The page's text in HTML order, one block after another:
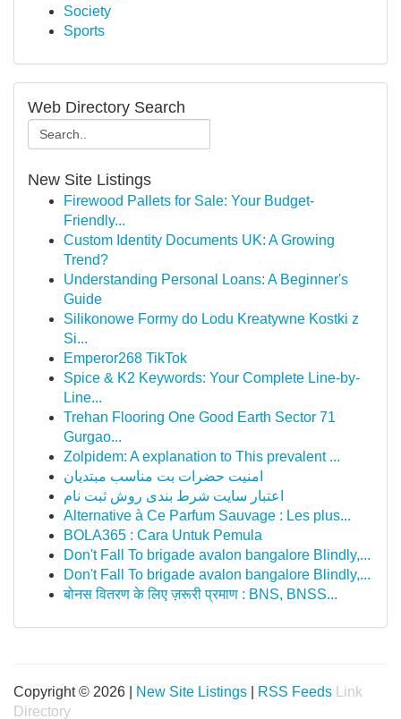
Society
Sports
Web Directory Search
New Site Listings
Firewood Pallets for Sale: Your Budget-
Friendly...
Custom Identity Documents UK: A Growing
Trend?
Understanding Personal Loans: A Beginner's
Guide
Silikonowe Formy do Lodu Kreatywne Kostki z
Si...
Emperor268 TikTok
Spice & K2 Keywords: Your Complete Line-by-
Line...
Trehan Flooring One Good Earth Sector 71
Gurgao...
Zolpidem: A explanation to This prevalent ...
امنیت حضرات بت مناسب مبتدیان
اعتبار سایت شرط بندی روش ثبت نام
Alternative à Ce Parfum Sauvage : Les plus...
BOLA365 : Cara Untuk Pemula
Don't Fall To brigade avalon bangalore Blindly,...
Don't Fall To brigade avalon bangalore Blindly,...
बोनस वितरण के लिए ज़रूरी प्रमाण : BNS, BNSS...
Copyright © 2026 | New Site Listings RSS Feeds
Link
Directory